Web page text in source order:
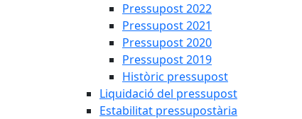
Pressupost 2022
Pressupost 2021
Pressupost 2020
Pressupost 2019
Històric pressupost
Liquidació del pressupost
Estabilitat pressupostària